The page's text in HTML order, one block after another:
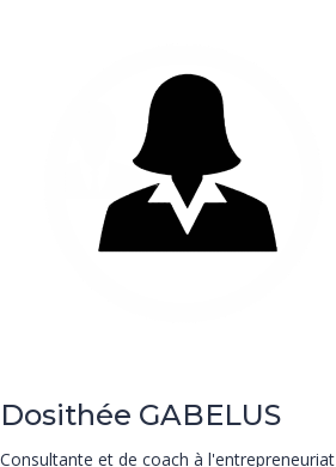
Dosithée GABELUS
Consultante et de coach à l'entrepreneuriat